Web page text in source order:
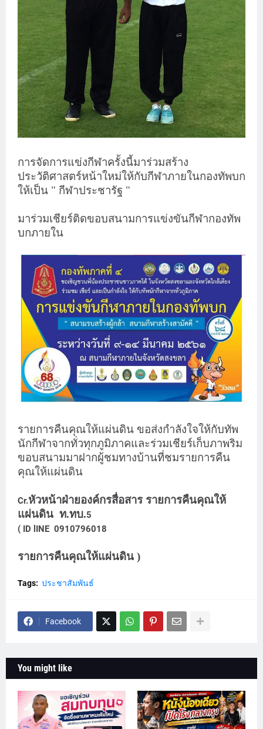
การจัดการแข่งกีฬาครั้งนี้มาร่วมสร้าง
ประวัติศาสตร์หน้าใหม่ให้กับกีฬาภายในกองทัพบก
ให้เป็น " กีฬาประชารัฐ "
มาร่วมเชียร์ติดขอบสนามการแข่งขันกีฬากองทัพ
บกภายใน
รายการคืนคุณให้แผ่นดิน ขอส่งกำลังใจให้กับทัพ
นักกีฬาจากทั่วทุกภูมิภาคและร่วมเชียร์เก็บภาพริม
ขอบสนามมาฝากผู้ชมทางบ้านที่ชมรายการคืน
คุณให้แผ่นดิน
Cr.หัวหน้าฝ่ายองค์กรสื่อสาร รายการคืนคุณให้
แผ่นดิน ท.ทบ.5
( ID lINE 0910796018
รายการคืนคุณให้แผ่นดิน )
Tags: ประชาสัมพันธ์
Facebook
You might like